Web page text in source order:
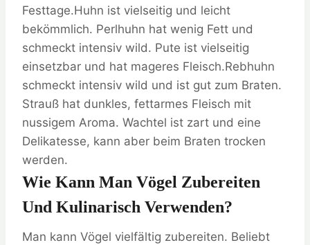
Festtage.Huhn ist vielseitig und leicht
bekömmlich. Perlhuhn hat wenig Fett und
schmeckt intensiv wild. Pute ist vielseitig
einsetzbar und hat mageres Fleisch.Rebhuhn
schmeckt intensiv wild und ist gut zum Braten.
Strauß hat dunkles, fettarmes Fleisch mit
nussigem Aroma. Wachtel ist zart und eine
Delikatesse, kann aber beim Braten trocken
werden.
Wie Kann Man Vögel Zubereiten
Und Kulinarisch Verwenden?
Man kann Vögel vielfältig zubereiten. Beliebt